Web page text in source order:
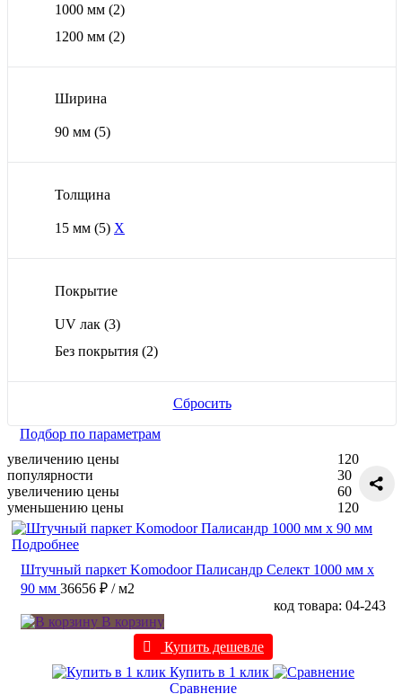
1000 мм (2)
1200 мм (2)
Ширина
90 мм (5)
Толщина
15 мм (5) X
Покрытие
UV лак (3)
Без покрытия (2)
Сбросить
Подбор по параметрам
увеличению цены
популярности
увеличению цены
уменьшению цены
120
30
60
120
Подробнее
Штучный паркет Komodoor Палисандр Селект 1000 мм х
90 мм 36656 ₽ / м2
код товара: 04-243
В корзину
Купить дешевле
Купить в 1 клик
Сравнение